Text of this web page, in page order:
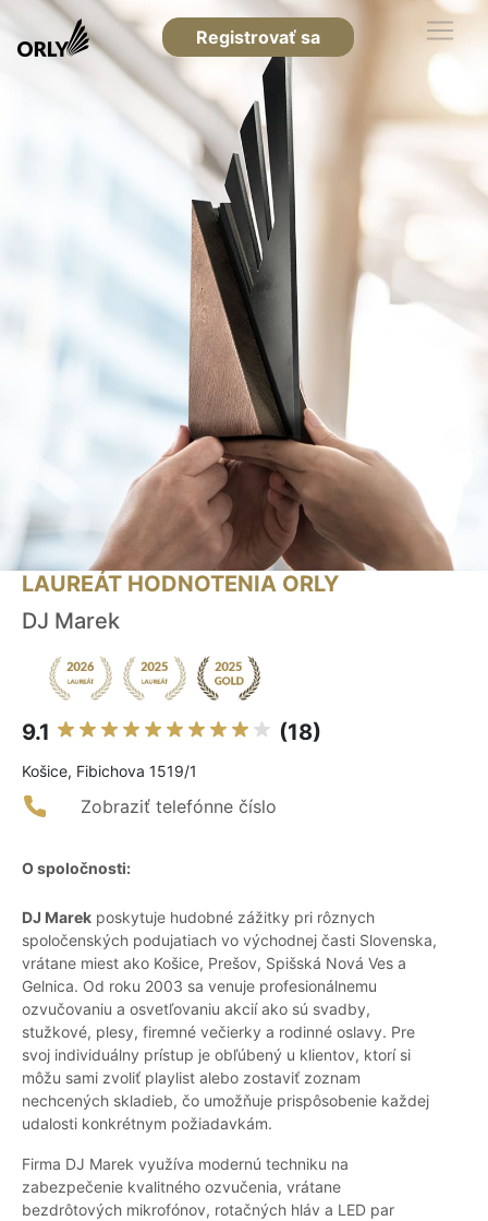
Registrovať sa
LAUREÁT HODNOTENIA ORLY
DJ Marek
9.1 (18)
Košice, Fibichova 1519/1
Zobraziť telefónne číslo
O spoločnosti:
DJ Marek poskytuje hudobné zážitky pri rôznych
spoločenských podujatiach vo východnej časti Slovenska,
vrátane miest ako Košice, Prešov, Spišská Nová Ves a
Gelnica. Od roku 2003 sa venuje profesionálnemu
ozvučovaniu a osvetľovaniu akcií ako sú svadby,
stužkové, plesy, firemné večierky a rodinné oslavy. Pre
svoj individuálny prístup je obľúbený u klientov, ktorí si
môžu sami zvoliť playlist alebo zostaviť zoznam
nechcených skladieb, čo umožňuje prispôsobenie každej
udalosti konkrétnym požiadavkám.
Firma DJ Marek využíva modernú techniku na
zabezpečenie kvalitného ozvučenia, vrátane
bezdrôtových mikrofónov, rotačných hláv a LED par